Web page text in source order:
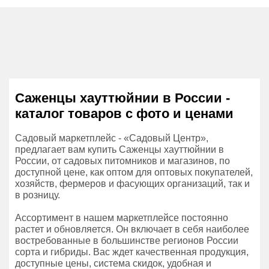
Саженцы хауттюйнии в России -
каталог товаров с фото и ценами
Садовый маркетплейс - «Садовый Центр»,
предлагает вам купить Саженцы хауттюйнии в
России, от садовых питомников и магазинов, по
доступной цене, как оптом для оптовых покупателей,
хозяйств, фермеров и фасующих организаций, так и
в розницу.
Ассортимент в нашем маркетплейсе постоянно
растет и обновляется. Он включает в себя наиболее
востребованные в большинстве регионов России
сорта и гибриды. Вас ждет качественная продукция,
доступные цены, система скидок, удобная и